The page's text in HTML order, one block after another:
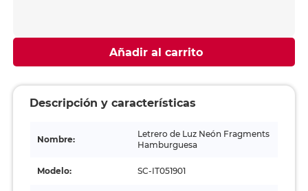
Añadir al carrito
Descripción y características
Nombre:
Letrero de Luz Neón Fragments
Hamburguesa
Modelo: SC-IT051901